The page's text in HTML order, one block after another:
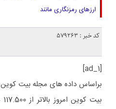
ارزهای رمزنگاری مانند
کد خبر : 579263
[ad_1]